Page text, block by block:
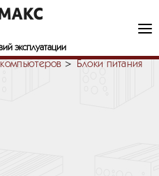
эксплуатации
Блоки питания